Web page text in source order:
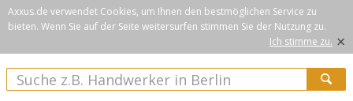
Axxus.de verwendet Cookies, um Ihnen den bestmöglichen Service zu
bieten. Wenn Sie auf der Seite weitersurfen stimmen Sie der Nutzung zu.
Ich stimme zu. ×